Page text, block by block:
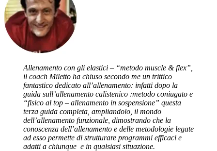
Allenamento con gli elastici – “metodo muscle & flex”,
il coach Miletto ha chiuso secondo me un trittico
fantastico dedicato all’allenamento: infatti dopo la
guida sull’allenamento calistenico :metodo coniugato e
“fisico al top – allenamento in sospensione” questa
terza guida completa, ampliandolo, il mondo
dell’allenamento funzionale, dimostrando che la
conoscenza dell’allenamento e delle metodologie legate
ad esso permette di strutturare programmi efficaci e
adatti a chiunque e in qualsiasi situazione.